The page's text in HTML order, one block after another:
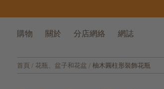
購物 關於 分店網絡 網誌
首頁 / 花瓶、盆子和花盆 / 柚木圓柱形裝飾花瓶